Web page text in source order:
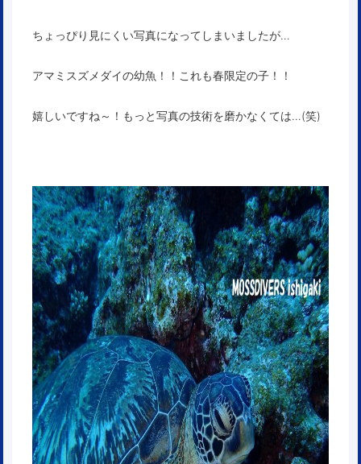
ちょっぴり見にくい写真になってしまいましたが…
アマミスズメダイの幼魚！！これも春限定の子！！
嬉しいですね～！もっと写真の技術を磨かなくては…(笑)